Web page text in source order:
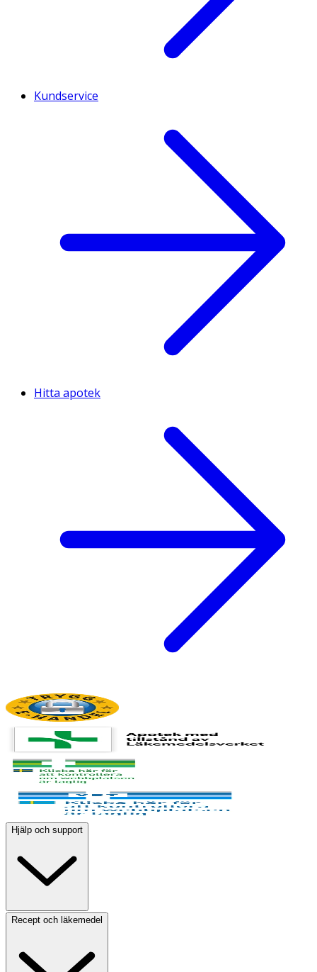
Kundservice
Hitta apotek
Hjälp och support
Recept och läkemedel